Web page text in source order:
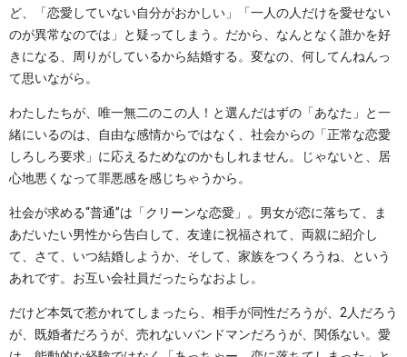
ど、「恋愛していない自分がおかしい」「一人の人だけを愛せない
のが異常なのでは」と疑ってしまう。だから、なんとなく誰かを好
きになる、周りがしているから結婚する。変なの、何してんねんっ
て思いながら。
わたしたちが、唯一無二のこの人！と選んだはずの「あなた」と一
緒にいるのは、自由な感情からではなく、社会からの「正常な恋愛
しろしろ要求」に応えるためなのかもしれません。じゃないと、居
心地悪くなって罪悪感を感じちゃうから。
社会が求める“普通”は「クリーンな恋愛」。男女が恋に落ちて、ま
あだいたい男性から告白して、友達に祝福されて、両親に紹介し
て、さて、いつ結婚しようか、そして、家族をつくろうね、という
あれです。お互い会社員だったらなおよし。
だけど本気で惹かれてしまったら、相手が同性だろうが、2人だろう
が、既婚者だろうが、売れないバンドマンだろうが、関係ない。愛